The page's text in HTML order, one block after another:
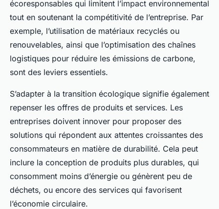
écoresponsables qui limitent l’impact environnemental
tout en soutenant la compétitivité de l’entreprise. Par
exemple, l’utilisation de matériaux recyclés ou
renouvelables, ainsi que l’optimisation des chaînes
logistiques pour réduire les émissions de carbone,
sont des leviers essentiels.
S’adapter à la transition écologique signifie également
repenser les offres de produits et services. Les
entreprises doivent innover pour proposer des
solutions qui répondent aux attentes croissantes des
consommateurs en matière de durabilité. Cela peut
inclure la conception de produits plus durables, qui
consomment moins d’énergie ou génèrent peu de
déchets, ou encore des services qui favorisent
l’économie circulaire.